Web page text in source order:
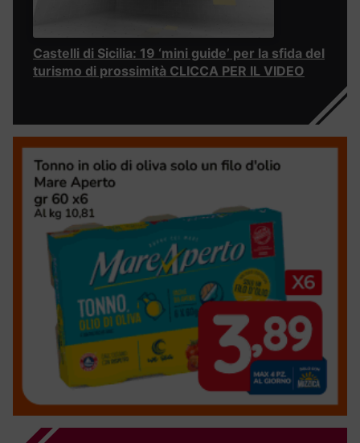
Castelli di Sicilia: 19 ‘mini guide’ per la sfida del
turismo di prossimità CLICCA PER IL VIDEO